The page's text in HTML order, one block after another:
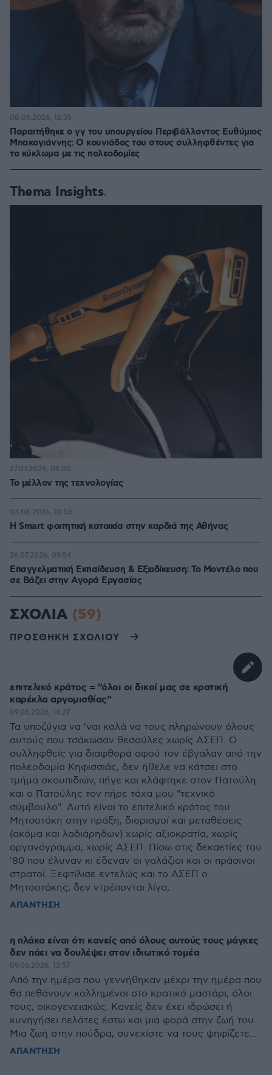
Παραιτήθηκε ο γγ του υπουργείου Περιβάλλοντος Ευθύμιος
Μπακογιάννης: Ο κουνιάδος του στους συλληφθέντες για
το κύκλωμα με τις πολεοδομίες
08.06.2026, 12:35
Thema Insights
Το μέλλον της τεχνολογίας
27.07.2026, 06:00
Η Smart φοιτητική κατοικία στην καρδιά της Αθήνας
03.08.2026, 10:56
Επαγγελματική Εκπαίδευση & Εξειδίκευση: Το Mοντέλο που
σε Bάζει στην Aγορά Eργασίας
26.07.2026, 09:54
ΣΧΟΛΙΑ (59)
ΠΡΟΣΘΗΚΗ ΣΧΟΛΙΟΥ
επιτελικό κράτος = "όλοι οι δικοί μας σε κρατική
καρέκλα αργομισθίας"
09.06.2026, 14:27
Τα υποζύγια να 'ναι καλά να τους πληρώνουν όλους
αυτούς που τσάκωσαν θεσούλες χωρίς ΑΣΕΠ. Ο
συλληφθείς για διαφθορά αφού τον έβγαλαν από την
πολεοδομία Κηφισσιάς, δεν ήθελε να κάτσει στο
τμήμα σκουπιδιών, πήγε και κλάφτηκε στον Πατούλη
και ο Πατούλης τον πήρε τάχα μου "τεχνικό
σύμβουλο". Αυτό είναι το επιτελικό κράτος του
Μητσοτάκη στην πράξη, διορισμοί και μεταθέσεις
(ακόμα και λαδιάρηδων) χωρίς αξιοκρατία, χωρίς
οργανόγραμμα, χωρίς ΑΣΕΠ. Πίσω στις δεκαετίες του
'80 που έλυναν κι έδεναν οι γαλάζιοι και οι πράσινοι
στρατοί. Ξεφτίλισε εντελώς και το ΑΣΕΠ ο
Μητσοτάκης, δεν ντρέπονται λίγο;
ΑΠΑΝΤΗΣΗ
η πλάκα είναι ότι κανείς από όλους αυτούς τους μάγκες
δεν πάει να δουλέψει στον ιδιωτικό τομέα
09.06.2026, 12:57
Από την ημέρα που γεννήθηκαν μέχρι την ημέρα που
θα πεθάνουν κολλημένοι στο κρατικό μαστάρι, όλοι
τους, οικογενειακώς. Κανείς δεν έχει ιδρώσει ή
κυνηγήσει πελάτες έστω και μια φορά στην ζωή του.
Μια ζωή στην πούδρα, συνεχίστε να τους ψηφίζετε...
ΑΠΑΝΤΗΣΗ